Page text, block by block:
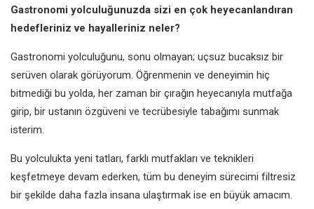
Gastronomi yolculuğunuzda sizi en çok heyecanlandıran
hedefleriniz ve hayalleriniz neler?
Gastronomi yolculuğunu, sonu olmayan; uçsuz bucaksız bir
serüven olarak görüyorum. Öğrenmenin ve deneyimin hiç
bitmediği bu yolda, her zaman bir çırağın heyecanıyla mutfağa
girip, bir ustanın özgüveni ve tecrübesiyle tabağımı sunmak
isterim.
Bu yolculukta yeni tatları, farklı mutfakları ve teknikleri
keşfetmeye devam ederken, tüm bu deneyim sürecimi filtresiz
bir şekilde daha fazla insana ulaştırmak ise en büyük amacım.